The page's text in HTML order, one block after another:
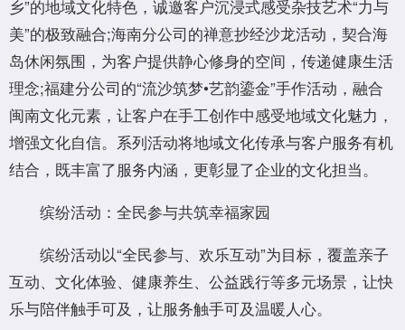
乡”的地域文化特色，诚邀客户沉浸式感受杂技艺术“力与
美”的极致融合;海南分公司的禅意抄经沙龙活动，契合海
岛休闲氛围，为客户提供静心修身的空间，传递健康生活
理念;福建分公司的“流沙筑梦•艺韵鎏金”手作活动，融合
闽南文化元素，让客户在手工创作中感受地域文化魅力，
增强文化自信。系列活动将地域文化传承与客户服务有机
结合，既丰富了服务内涵，更彰显了企业的文化担当。
缤纷活动：全民参与共筑幸福家园
缤纷活动以“全民参与、欢乐互动”为目标，覆盖亲子
互动、文化体验、健康养生、公益践行等多元场景，让快
乐与陪伴触手可及，让服务触手可及温暖人心。